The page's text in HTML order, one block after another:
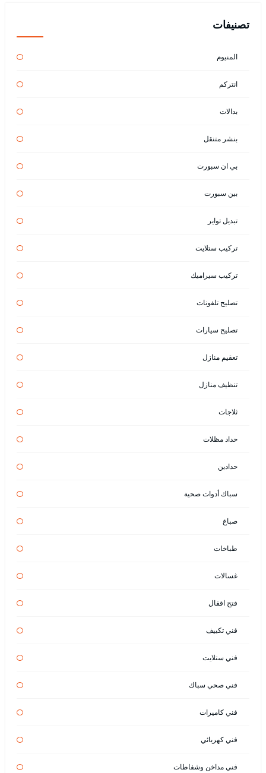
تصنيفات
المنيوم
انتركم
بدالات
بنشر متنقل
بي ان سبورت
بين سبورت
تبديل تواير
تركيب ستلايت
تركيب سيراميك
تصليح تلفونات
تصليح سيارات
تعقيم منازل
تنظيف منازل
ثلاجات
حداد مظلات
حدادين
سباك أدوات صحية
صباغ
طباخات
غسالات
فتح اقفال
فني تكييف
فني ستلايت
فني صحي سباك
فني كاميرات
فني كهربائي
فني مداخن وشفاطات